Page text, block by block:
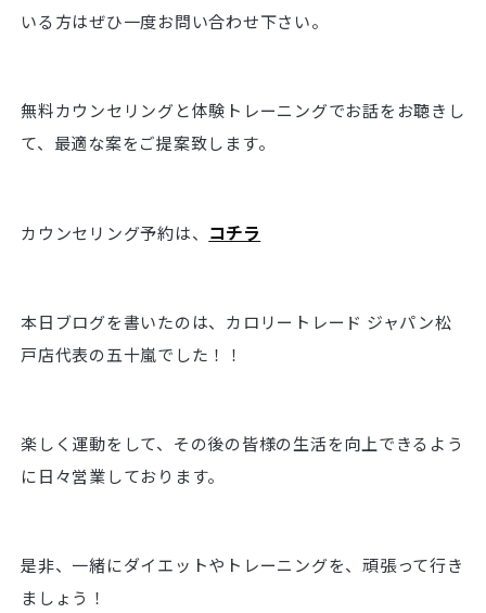
いる方はぜひ一度お問い合わせ下さい。
無料カウンセリングと体験トレーニングでお話をお聴きし
て、最適な案をご提案致します。
カウンセリング予約は、 コチラ
本日ブログを書いたのは、カロリートレード ジャパン松
戸店代表の五十嵐でした！！
楽しく運動をして、その後の皆様の生活を向上できるよう
に日々営業しております。
是非、一緒にダイエットやトレーニングを、頑張って行き
ましょう！